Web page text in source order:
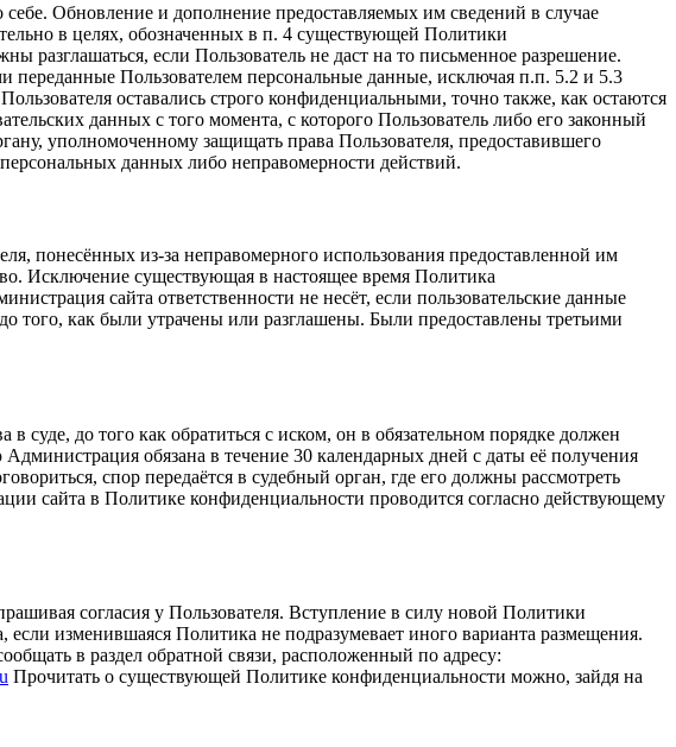
Обновление и дополнение предоставляемых им сведений в случае
в целях, обозначенных в п. 4 существующей Политики
если Пользователь не даст на то письменное разрешение.
переданные Пользователем персональные данные, исключая п.п. 5.2 и 5.3
оставались строго конфиденциальными, точно также, как остаются
данных с того момента, с которого Пользователь либо его законный
уполномоченному защищать права Пользователя, предоставившего
данных либо неправомерности действий.
понесённых из-за неправомерного использования предоставленной им
Исключение существующая в настоящее время Политика
сайта ответственности не несёт, если пользовательские данные
того, как были утрачены или разглашены. Были предоставлены третьими
суде, до того как обратиться с иском, он в обязательном порядке должен
обязана в течение 30 календарных дней с даты её получения
спор передаётся в судебный орган, где его должны рассмотреть
сайта в Политике конфиденциальности проводится согласно действующему
согласия у Пользователя. Вступление в силу новой Политики
изменившаяся Политика не подразумевает иного варианта размещения.
в раздел обратной связи, расположенный по адресу:
Прочитать о существующей Политике конфиденциальности можно, зайдя на